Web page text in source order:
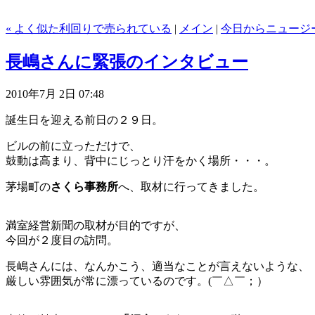
« よく似た利回りで売られている | メイン | 今日からニュージ
長嶋さんに緊張のインタビュー
2010年7月 2日 07:48
誕生日を迎える前日の２９日。
ビルの前に立っただけで、
鼓動は高まり、背中にじっとり汗をかく場所・・・。
茅場町のさくら事務所へ、取材に行ってきました。
満室経営新聞の取材が目的ですが、
今回が２度目の訪問。
長嶋さんには、なんかこう、適当なことが言えないような、
厳しい雰囲気が常に漂っているのです。(￣△￣；）